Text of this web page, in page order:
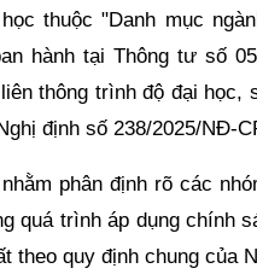
thuộc "Danh mục
hành tại Thông tư số
thông trình độ đại
định số 238/2025/NĐ-
phân định rõ các
quá trình áp dụng
theo quy định chung của